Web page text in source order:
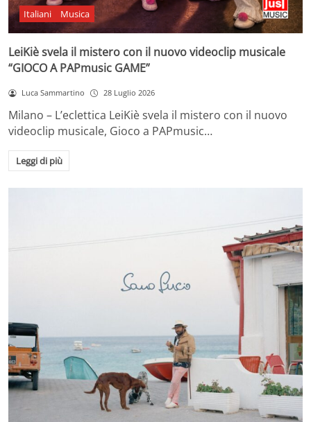
Italiani Musica
LeiKiè svela il mistero con il nuovo videoclip musicale
“GIOCO A PAPmusic GAME”
Luca Sammartino 28 Luglio 2026
Milano – L’eclettica LeiKiè svela il mistero con il nuovo
videoclip musicale, Gioco a PAPmusic…
Leggi di più